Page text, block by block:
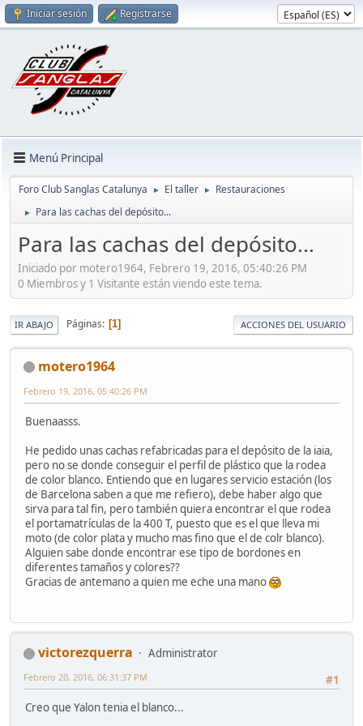
Iniciar sesión Registrarse
Menú Principal
Foro Club Sanglas Catalunya ► El taller ► Restauraciones
► Para las cachas del depósito...
Para las cachas del depósito...
Iniciado por motero1964, Febrero 19, 2016, 05:40:26 PM
0 Miembros y 1 Visitante están viendo este tema.
IR ABAJO Páginas 1 ACCIONES DEL USUARIO
motero1964
Febrero 19, 2016, 05:40:26 PM
Buenaasss.
He pedido unas cachas refabricadas para el depósito de la iaia,
pero no se donde conseguir el perfil de plástico que la rodea
de color blanco. Entiendo que en lugares servicio estación (los
de Barcelona saben a que me refiero), debe haber algo que
sirva para tal fin, pero también quiera encontrar el que rodea
el portamatrículas de la 400 T, puesto que es el que lleva mi
moto (de color plata y mucho mas fino que el de colr blanco).
Alguien sabe donde encontrar ese tipo de bordones en
diferentes tamaños y colores??
Gracias de antemano a quien me eche una mano
victorezquerra
Administrator
#1
Febrero 20, 2016, 06:31:37 PM
Creo que Yalon tenia el blanco...